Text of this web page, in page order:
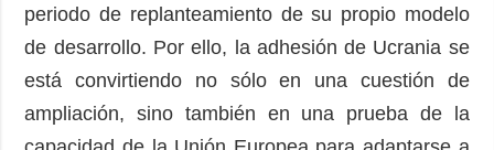
periodo de replanteamiento de su propio modelo
de desarrollo. Por ello, la adhesión de Ucrania se
está convirtiendo no sólo en una cuestión de
ampliación, sino también en una prueba de la